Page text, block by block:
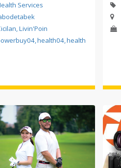
Services
Livin'Poin
,health04,health